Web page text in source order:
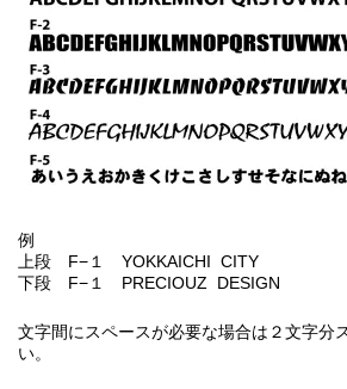
例
上段 F−１ YOKKAICHI CITY
下段 F−１ PRECIOUZ DESIGN
文字間にスペースが必要な場合は２文字分
い。